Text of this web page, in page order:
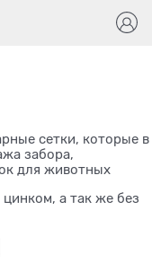
сетки, которые в
забора,
для животных
а так же без